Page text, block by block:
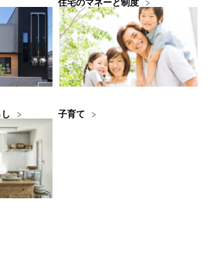
住宅のマネーと制度
子育て